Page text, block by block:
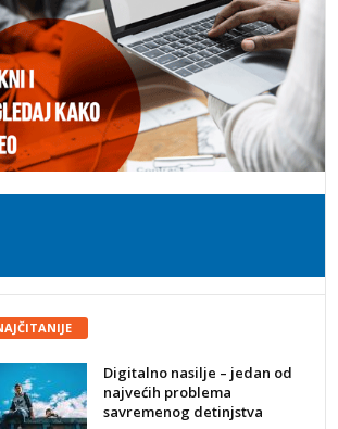
Digitalno nasilje – jedan od
najvećih problema
savremenog detinjstva